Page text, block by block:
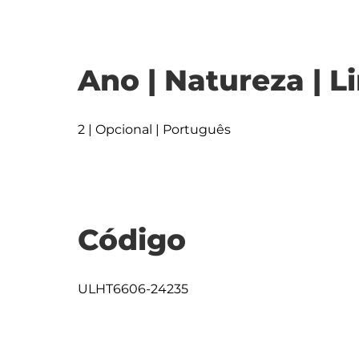
Ano | Natureza |
2 | Opcional | Português
Código
ULHT6606-24235